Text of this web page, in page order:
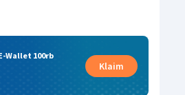
Wallet 100rb
Klaim